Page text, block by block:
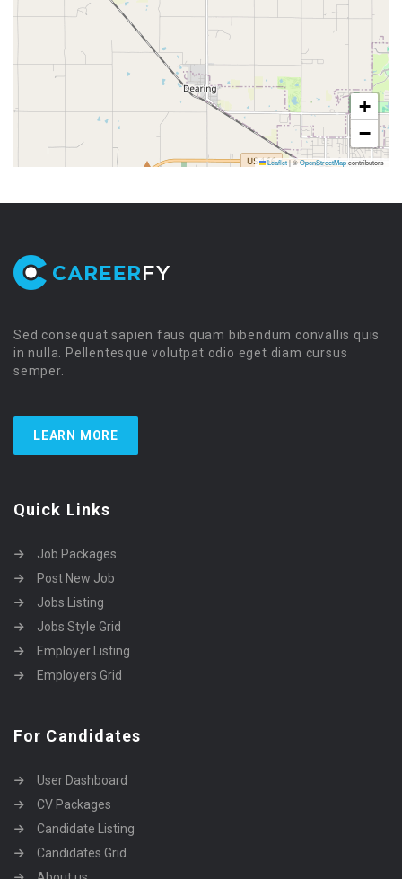
+
−
Leaflet|©OpenStreetMapcontributors
Sed consequat sapien faus quam bibendum convallis quis
in nulla. Pellentesque volutpat odio eget diam cursus
semper.
LEARN MORE
Quick Links
Job Packages
Post New Job
Jobs Listing
Jobs Style Grid
Employer Listing
Employers Grid
For Candidates
User Dashboard
CV Packages
Candidate Listing
Candidates Grid